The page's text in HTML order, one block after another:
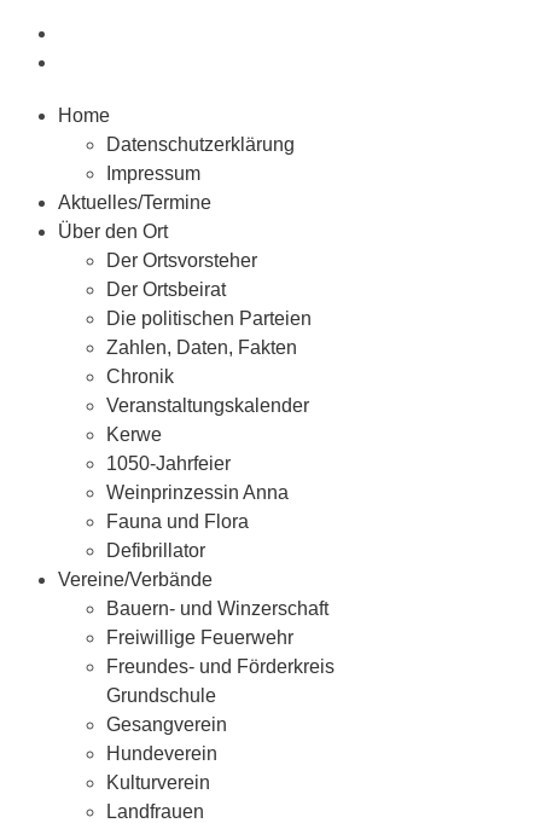
Home
Datenschutzerklärung
Impressum
Aktuelles/Termine
Über den Ort
Der Ortsvorsteher
Der Ortsbeirat
Die politischen Parteien
Zahlen, Daten, Fakten
Chronik
Veranstaltungskalender
Kerwe
1050-Jahrfeier
Weinprinzessin Anna
Fauna und Flora
Defibrillator
Vereine/Verbände
Bauern- und Winzerschaft
Freiwillige Feuerwehr
Freundes- und Förderkreis
Grundschule
Gesangverein
Hundeverein
Kulturverein
Landfrauen